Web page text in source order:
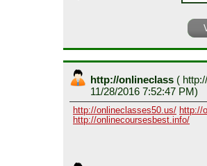
http://onlineclass (
11/28/2016 7:52:47 PM)
http://onlineclasses50.us/ http://
http://onlinecoursesbest.info/